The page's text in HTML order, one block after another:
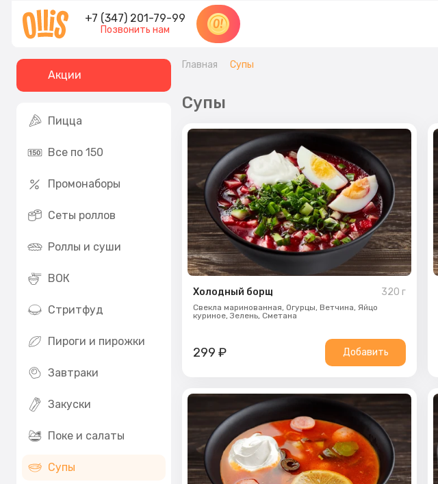
+7 (347) 201-79-99
Позвонить нам
Акции
Пицца
Все по 150
Промонаборы
Сеты роллов
Роллы и суши
ВОК
Стритфуд
Пироги и пирожки
Завтраки
Закуски
Поке и салаты
Супы
Главная Супы
Супы
Холодный борщ 320 г
Свекла маринованная, Огурцы, Ветчина, Яйцо
куриное, Зелень, Сметана
299 ₽ Добавить